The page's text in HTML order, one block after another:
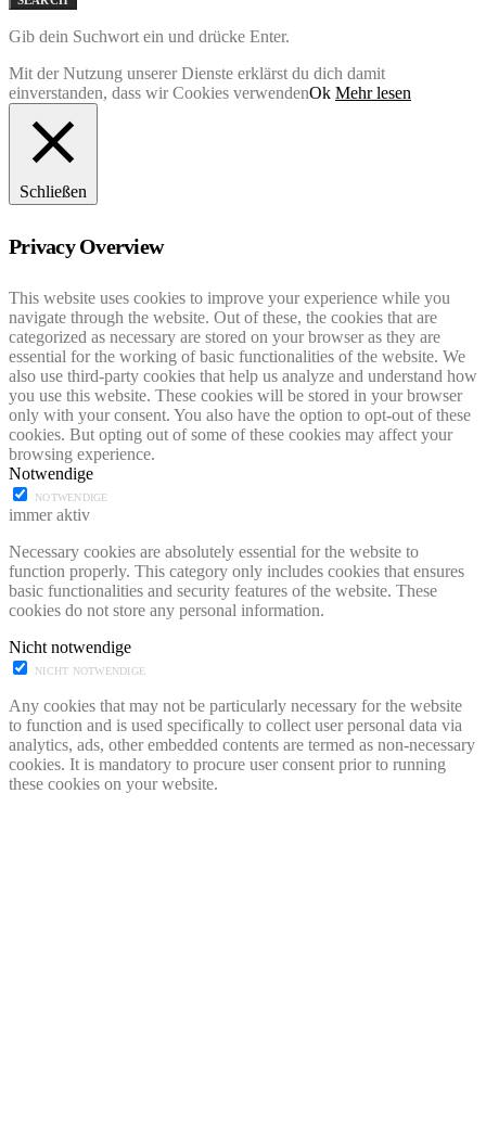
Gib dein Suchwort ein und drücke Enter.
Mit der Nutzung unserer Dienste erklärst du dich damit
einverstanden, dass wir Cookies verwendenOk Mehr lesen
Schließen
Privacy Overview
This website uses cookies to improve your experience while you
navigate through the website. Out of these, the cookies that are
categorized as necessary are stored on your browser as they are
essential for the working of basic functionalities of the website. We
also use third-party cookies that help us analyze and understand how
you use this website. These cookies will be stored in your browser
only with your consent. You also have the option to opt-out of these
cookies. But opting out of some of these cookies may affect your
browsing experience.
Notwendige
NOTWENDIGE
immer aktiv
Necessary cookies are absolutely essential for the website to
function properly. This category only includes cookies that ensures
basic functionalities and security features of the website. These
cookies do not store any personal information.
Nicht notwendige
NICHT NOTWENDIGE
Any cookies that may not be particularly necessary for the website
to function and is used specifically to collect user personal data via
analytics, ads, other embedded contents are termed as non-necessary
cookies. It is mandatory to procure user consent prior to running
these cookies on your website.